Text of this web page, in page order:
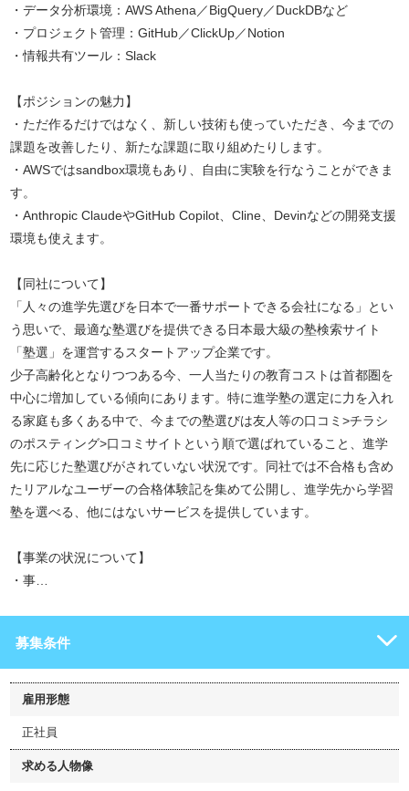
・データ分析環境：AWS Athena／BigQuery／DuckDBなど
・プロジェクト管理：GitHub／ClickUp／Notion
・情報共有ツール：Slack
【ポジションの魅力】
・ただ作るだけではなく、新しい技術も使っていただき、今までの
課題を改善したり、新たな課題に取り組めたりします。
・AWSではsandbox環境もあり、自由に実験を行なうことができま
す。
・Anthropic ClaudeやGitHub Copilot、Cline、Devinなどの開発支援
環境も使えます。
【同社について】
「人々の進学先選びを日本で一番サポートできる会社になる」とい
う思いで、最適な塾選びを提供できる日本最大級の塾検索サイト
「塾選」を運営するスタートアップ企業です。
少子高齢化となりつつある今、一人当たりの教育コストは首都圏を
中心に増加している傾向にあります。特に進学塾の選定に力を入れ
る家庭も多くある中で、今までの塾選びは友人等の口コミ>チラシ
のポスティング>口コミサイトという順で選ばれていること、進学
先に応じた塾選びがされていない状況です。同社では不合格も含め
たリアルなユーザーの合格体験記を集めて公開し、進学先から学習
塾を選べる、他にはないサービスを提供しています。
【事業の状況について】
・事…
募集条件
雇用形態
正社員
求める人物像